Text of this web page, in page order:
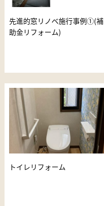
先進的窓リノベ施行事例①(補
助金リフォーム)
トイレリフォーム